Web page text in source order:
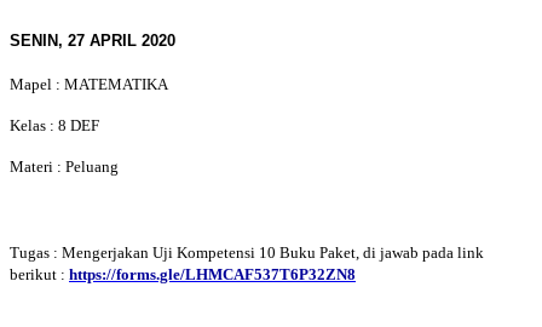
SENIN, 27 APRIL 2020
Mapel : MATEMATIKA
Kelas : 8 DEF
Materi : Peluang
Tugas : Mengerjakan Uji Kompetensi 10 Buku Paket, di jawab pada link
berikut : https://forms.gle/LHMCAF537T6P32ZN8